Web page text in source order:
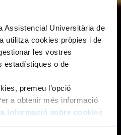
Assistencial Universitària de
utilitza cookies pròpies i de
les vostres
estadístiques o de
premeu l’opció
a obtenir més informació
Informació sobre cookies